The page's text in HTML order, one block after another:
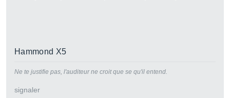
Hammond X5
Ne te justifie pas, l'auditeur ne croit que se qu'il entend.
signaler